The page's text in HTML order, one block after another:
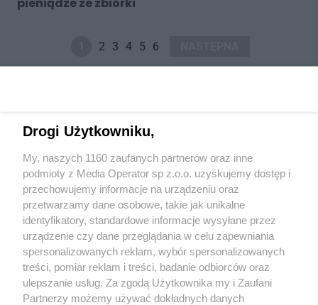
2 3 4 5 6
Wydawca mediówlokalnych
Nie zapomnij
zapoznać się z:
polityką prywatności regulamin korzystania z portali
Twojemiasto Skontaktuj się z nami
Drogi Użytkowniku,
My, naszych 1160 zaufanych partnerów oraz inne
podmioty z Media Operator sp z.o.o. uzyskujemy dostęp i
przechowujemy informacje na urządzeniu oraz
przetwarzamy dane osobowe, takie jak unikalne
identyfikatory, standardowe informacje wysyłane przez
urządzenie czy dane przeglądania w celu zapewniania
spersonalizowanych reklam, wybór spersonalizowanych
treści, pomiar reklam i treści, badanie odbiorców oraz
ulepszanie usług. Za zgodą Użytkownika my i Zaufani
Partnerzy możemy używać dokładnych danych